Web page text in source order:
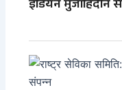
इंडियन मुजाहिदीन